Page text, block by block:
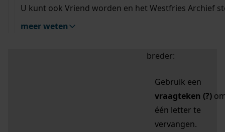
U kunt ook Vriend worden en het Westfries Archief
meer weten
uw zoekopdracht te
breder:
Gebruik een
vraagteken (?)
één letter te
vervangen.